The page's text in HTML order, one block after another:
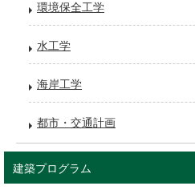
環境保全工学
水工学
海岸工学
都市・交通計画
建築プログラム